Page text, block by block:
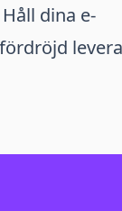
dina e-